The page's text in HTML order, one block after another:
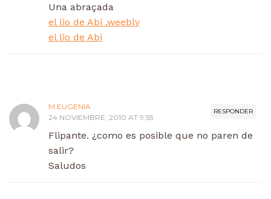
Una abraçada
el lio de Abi .weebly
el lio de Abi
RESPONDER
M.EUGENIA
24 NOVIEMBRE, 2010 AT 9:55
Flipante. ¿como es posible que no paren de
salir?
Saludos